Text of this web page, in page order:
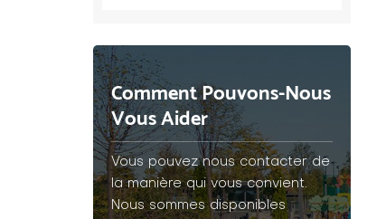
Comment Pouvons-Nous
Vous Aider
Vous pouvez nous contacter de
la manière qui vous convient.
Nous sommes disponibles